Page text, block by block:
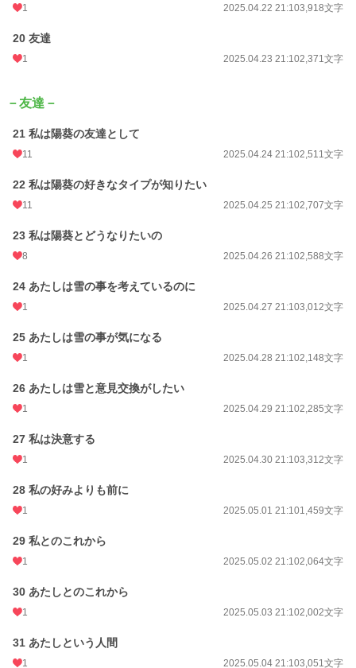
1 2025.04.22 21:103,918文字
20 友達
1 2025.04.23 21:102,371文字
－友達－
21 私は陽葵の友達として
11 2025.04.24 21:102,511文字
22 私は陽葵の好きなタイプが知りたい
11 2025.04.25 21:102,707文字
23 私は陽葵とどうなりたいの
8 2025.04.26 21:102,588文字
24 あたしは雪の事を考えているのに
1 2025.04.27 21:103,012文字
25 あたしは雪の事が気になる
1 2025.04.28 21:102,148文字
26 あたしは雪と意見交換がしたい
1 2025.04.29 21:102,285文字
27 私は決意する
1 2025.04.30 21:103,312文字
28 私の好みよりも前に
1 2025.05.01 21:101,459文字
29 私とのこれから
1 2025.05.02 21:102,064文字
30 あたしとのこれから
1 2025.05.03 21:102,002文字
31 あたしという人間
1 2025.05.04 21:103,051文字